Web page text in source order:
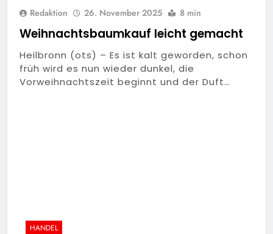
Redaktion 26. November 2025 8 min
Weihnachtsbaumkauf leicht gemacht
Heilbronn (ots) – Es ist kalt geworden, schon
früh wird es nun wieder dunkel, die
Vorweihnachtszeit beginnt und der Duft…
HANDEL